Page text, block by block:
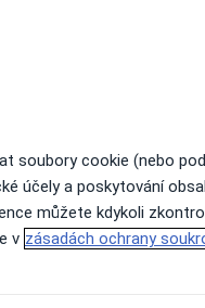
termín
soubory cookie (nebo
účely a poskytování
můžete kdykoli
v zásadách ochrany